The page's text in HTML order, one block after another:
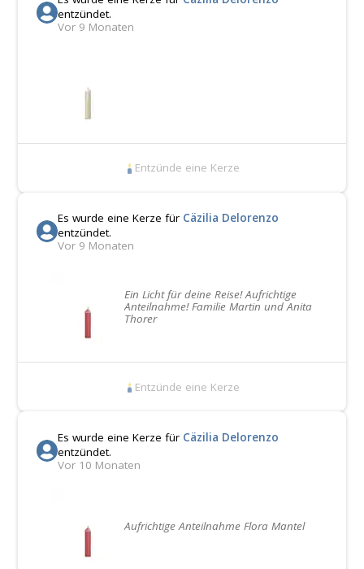
entzündet.
Vor 9 Monaten
Entzünde eine Kerze
Es wurde eine Kerze für Cäzilia Delorenzo
entzündet.
Vor 9 Monaten
Ein Licht für deine Reise! Aufrichtige
Anteilnahme! Familie Martin und Anita
Thorer
Entzünde eine Kerze
Es wurde eine Kerze für Cäzilia Delorenzo
entzündet.
Vor 10 Monaten
Aufrichtige Anteilnahme Flora Mantel